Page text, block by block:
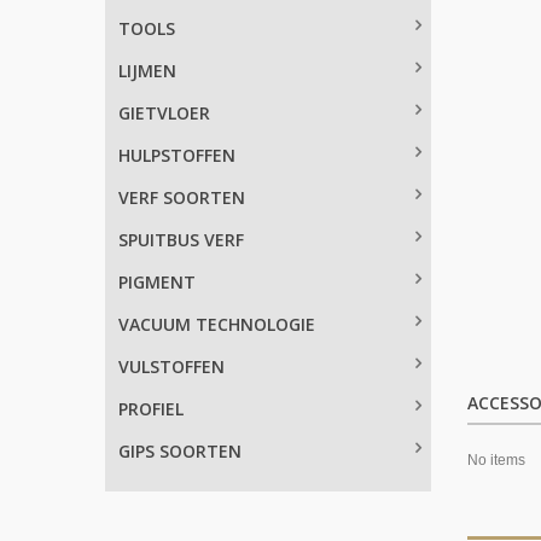
TOOLS
LIJMEN
GIETVLOER
HULPSTOFFEN
VERF SOORTEN
SPUITBUS VERF
PIGMENT
VACUUM TECHNOLOGIE
VULSTOFFEN
PROFIEL
GIPS SOORTEN
No items